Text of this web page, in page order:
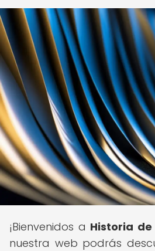
¡Bienvenidos a Historia
nuestra web podrás